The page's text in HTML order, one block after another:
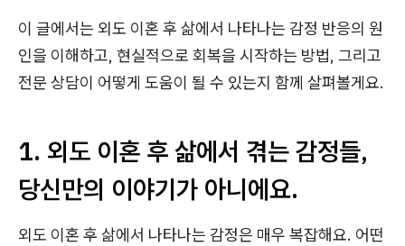
이 글에서는 외도 이혼 후 삶에서 나타나는 감정 반응의 원
인을 이해하고, 현실적으로 회복을 시작하는 방법, 그리고
전문 상담이 어떻게 도움이 될 수 있는지 함께 살펴볼게요.
1. 외도 이혼 후 삶에서 겪는 감정들,
당신만의 이야기가 아니에요.
외도 이혼 후 삶에서 나타나는 감정은 매우 복잡해요. 어떤